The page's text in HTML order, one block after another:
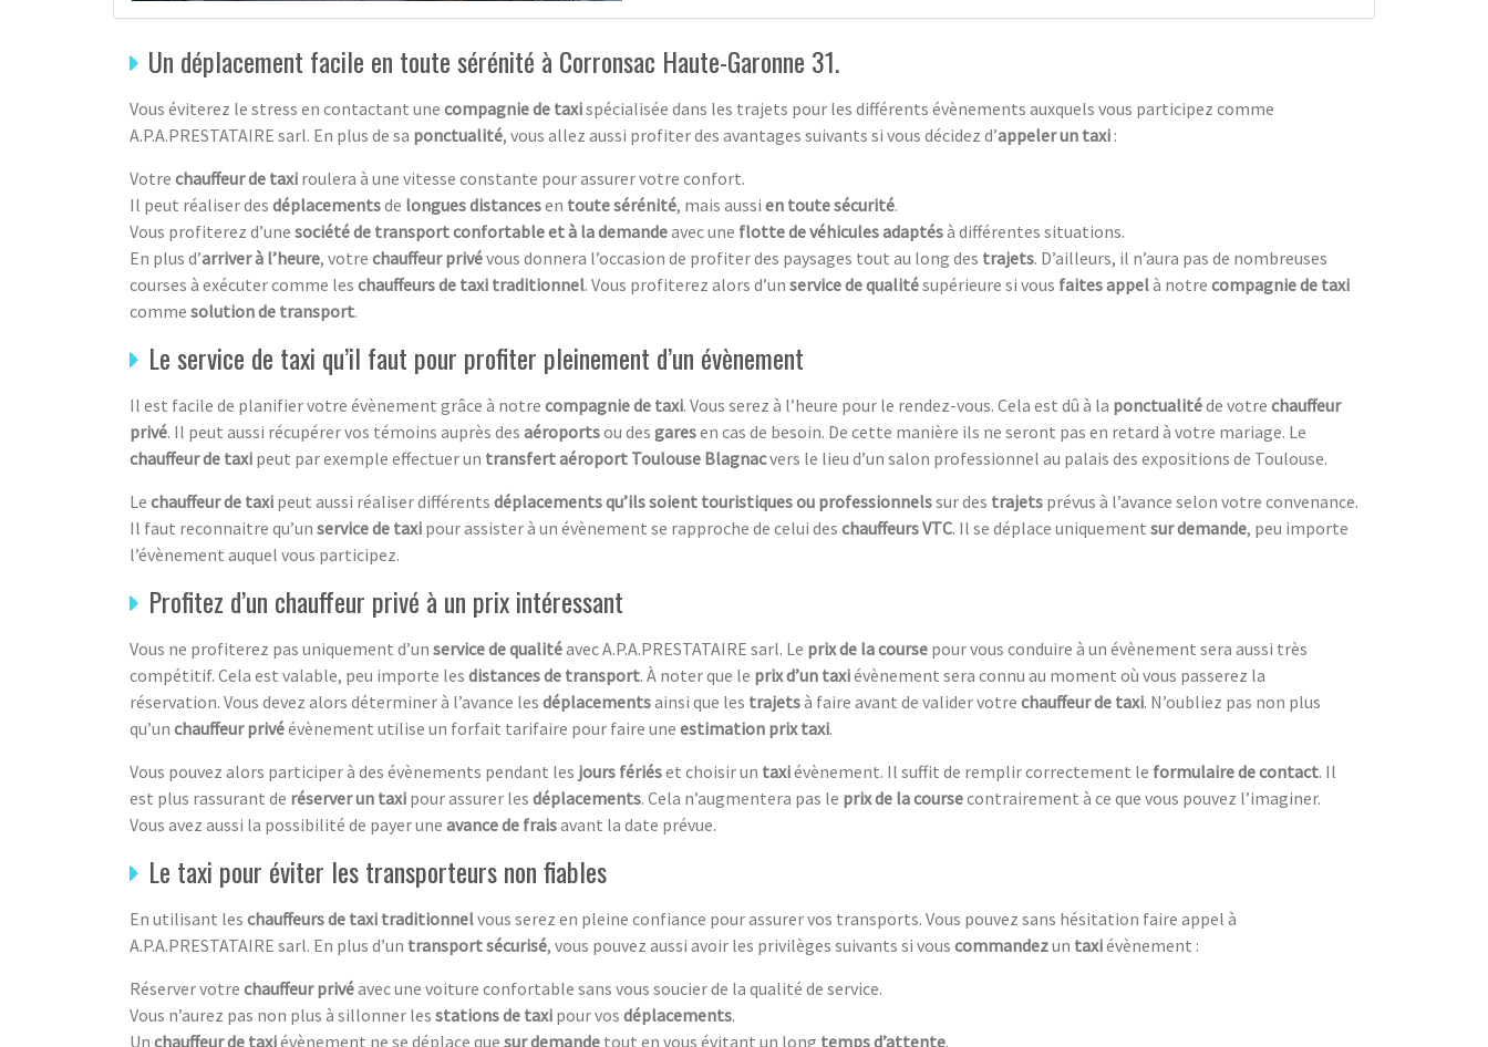
Un déplacement facile en toute sérénité à Corronsac Haute-Garonne 31.
Vous éviterez le stress en contactant une compagnie de taxispécialisée dans les trajets pour les différents évènements auxquels vous participez comme
A.P.A.PRESTATAIRE sarl. En plus de sa ponctualité, vous allez aussi profiter des avantages suivants si vous décidez d’appeler un taxi :
Votre chauffeur de taxi roulera à une vitesse constante pour assurer votre confort.
Il peut réaliser des déplacementsde longues distancesen toute sérénité, mais aussi en toute sécurité.
Vous profiterez d’une société de transport confortable et à la demandeavec une flotte de véhicules adaptésà différentes situations.
En plus d’arriver à l’heure, votre chauffeur privévous donnera l’occasion de profiter des paysages tout au long des trajets. D’ailleurs, il n’aura pas de nombreuses
courses à exécuter comme les chauffeurs de taxi traditionnel. Vous profiterez alors d’un service de qualitésupérieure si vous faites appelà notre compagnie de taxi
comme solution de transport.
Le service de taxi qu’il faut pour profiter pleinement d’un évènement
Il est facile de planifier votre évènement grâce à notre compagnie de taxi. Vous serez à l’heure pour le rendez-vous. Cela est dû à la ponctualitéde votre chauffeur
privé. Il peut aussi récupérer vos témoins auprès des aéroportsou des garesen cas de besoin. De cette manière ils ne seront pas en retard à votre mariage. Le
chauffeur de taxi peut par exemple effectuer un transfert aéroport Toulouse Blagnacvers le lieu d’un salon professionnel au palais des expositions de Toulouse.
Le chauffeur de taxi peut aussi réaliser différents déplacements qu’ils soient touristiques ou professionnelssur des trajets prévus à l’avance selon votre convenance.
Il faut reconnaitre qu’un service de taxi pour assister à un évènement se rapproche de celui des chauffeurs VTC. Il se déplace uniquement sur demande, peu importe
l’évènement auquel vous participez.
Profitez d’un chauffeur privé à un prix intéressant
Vous ne profiterez pas uniquement d’un service de qualitéavec A.P.A.PRESTATAIRE sarl. Le prix de la course pour vous conduire à un évènement sera aussi très
compétitif. Cela est valable, peu importe les distances de transport. À noter que le prix d’un taxiévènement sera connu au moment où vous passerez la
réservation. Vous devez alors déterminer à l’avance les déplacementsainsi que les trajetsà faire avant de valider votre chauffeur de taxi. N’oubliez pas non plus
qu’un chauffeur privéévènement utilise un forfait tarifaire pour faire une estimation prix taxi.
Vous pouvez alors participer à des évènements pendant les jours fériéset choisir un taxiévènement. Il suffit de remplir correctement le formulaire de contact. Il
est plus rassurant de réserver un taxi pour assurer les déplacements. Cela n’augmentera pas le prix de la coursecontrairement à ce que vous pouvez l’imaginer.
Vous avez aussi la possibilité de payer une avance de fraisavant la date prévue.
Le taxi pour éviter les transporteurs non fiables
En utilisant les chauffeurs de taxi traditionnelvous serez en pleine confiance pour assurer vos transports. Vous pouvez sans hésitation faire appel à
A.P.A.PRESTATAIRE sarl. En plus d’un transport sécurisé, vous pouvez aussi avoir les privilèges suivants si vous commandezun taxiévènement :
Réserver votre chauffeur privéavec une voiture confortable sans vous soucier de la qualité de service.
Vous n’aurez pas non plus à sillonner les stations de taxi pour vos déplacements.
Un chauffeur de taxiévènement ne se déplace que sur demande tout en vous évitant un long temps d’attente.